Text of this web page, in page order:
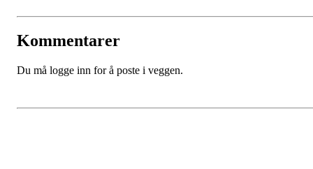
Kommentarer
Du må logge inn for å poste i veggen.